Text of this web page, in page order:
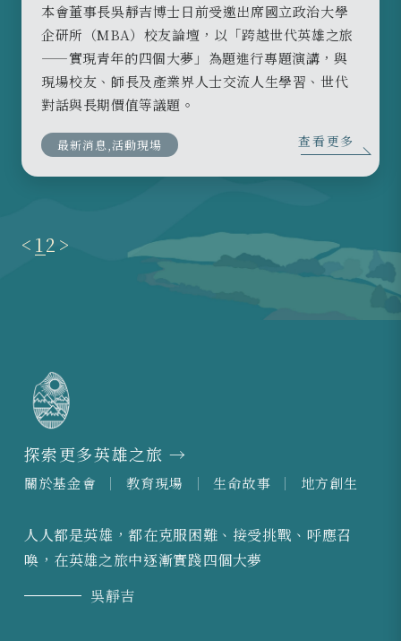
本會董事長吳靜吉博士日前受邀出席國立政治大學
企研所（MBA）校友論壇，以「跨越世代英雄之旅
——實現青年的四個大夢」為題進行專題演講，與
現場校友、師長及產業界人士交流人生學習、世代
對話與長期價值等議題。
最新消息,活動現場 查看更多
< 1 2 >
探索更多英雄之旅 →
關於基金會 教育現場 生命故事 地方創生
人人都是英雄，都在克服困難、接受挑戰、呼應召
喚，在英雄之旅中逐漸實踐四個大夢
吳靜吉